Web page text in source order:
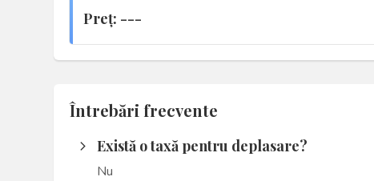
Preţ: ---
Întrebări frecvente
arrow_forward_ios Există o taxă pentru deplasare?
Nu